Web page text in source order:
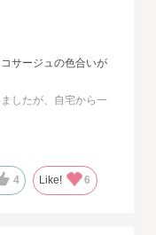
サージュの色合いが
したが、自宅から一
と検討することがで
だと思いました。
4 Like! 6